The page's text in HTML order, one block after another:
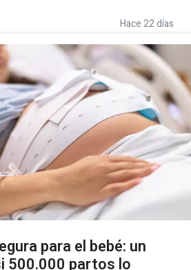
Hace 22 días
para el bebé: un
500.000 partos lo